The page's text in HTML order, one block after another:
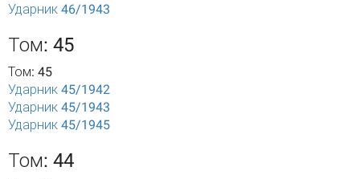
Ударник 46/1943
Том: 45
Том: 45
Ударник 45/1942
Ударник 45/1943
Ударник 45/1945
Том: 44